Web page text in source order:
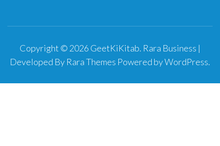
Copyright © 2026 GeetKiKitab. Rara Business |
Developed By Rara Themes Powered byWordPress.